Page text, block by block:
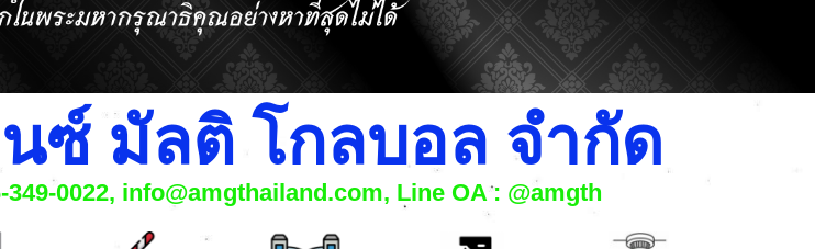
ซ์ มัลติ โกลบอล จำกัด
349-0022, info@amgthailand.com, Line OA : @amgth